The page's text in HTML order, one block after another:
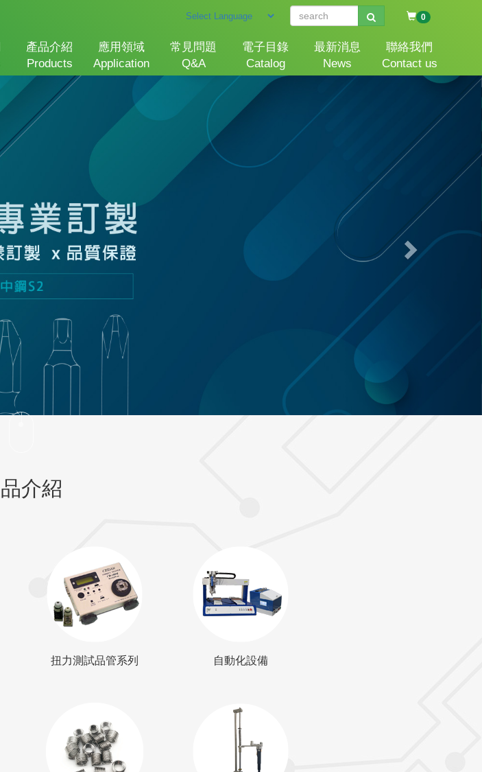
0
產品介紹
Products
應用領域
Application
常見問題
Q&A
電子目錄
Catalog
最新消息
News
聯絡我們
Contact us
Next
介紹
扭力測試品管
扭力測試品管系列
自動化設備
自動化設備
螺紋護套起子系
列
產線用品